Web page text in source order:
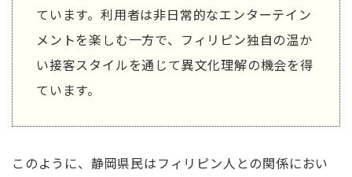
ています。利用者は非日常的なエンターテイン
メントを楽しむ一方で、フィリピン独自の温か
い接客スタイルを通じて異文化理解の機会を得
ています。
このように、静岡県民はフィリピン人との関係におい